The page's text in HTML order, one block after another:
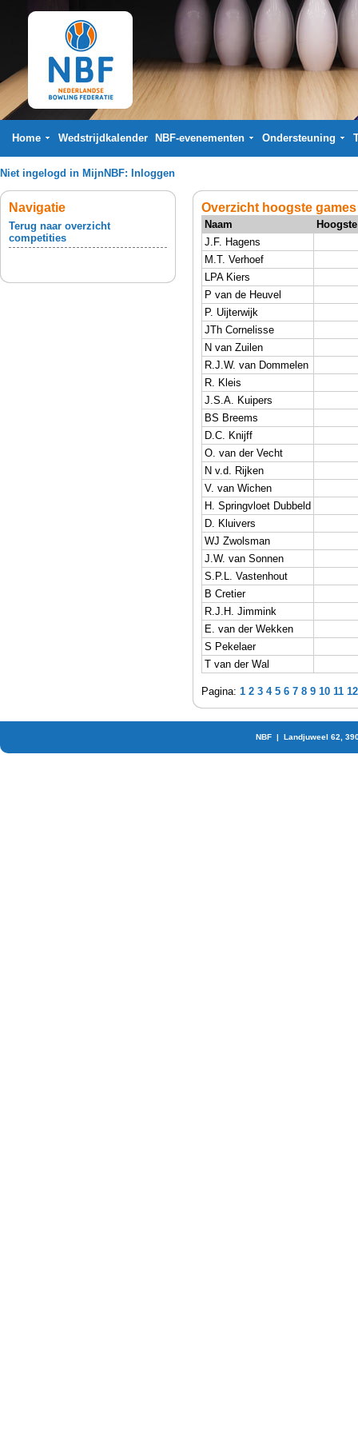
Home Wedstrijdkalender NBF-evenementen Ondersteuning
Niet ingelogd in MijnNBF: Inloggen
Navigatie
Terug naar overzicht
competities
Overzicht hoogste
Naam
J.F. Hagens
M.T. Verhoef
LPA Kiers
P van de Heuvel
P. Uijterwijk
JTh Cornelisse
N van Zuilen
R.J.W. van Dommelen
R. Kleis
J.S.A. Kuipers
BS Breems
D.C. Knijff
O. van der Vecht
N v.d. Rijken
V. van Wichen
H. Springvloet Dubbeld
D. Kluivers
WJ Zwolsman
J.W. van Sonnen
S.P.L. Vastenhout
B Cretier
R.J.H. Jimmink
E. van der Wekken
S Pekelaer
T van der Wal
Pagina: 1 2 3 4 5 6 7 8 9 10 11 12
NBF | Landjuweel 62,